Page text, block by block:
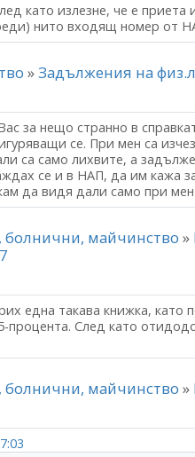
като излезне, че е
нито входящ номер от
»Задължения на
за нещо странно в
се. При мен са
са само лихвите, а
се и в НАП, да им кажа
да видя дали само при мен
болнични, майчинство»
една такава книжка, като
процента. След като
болнични, майчинство»